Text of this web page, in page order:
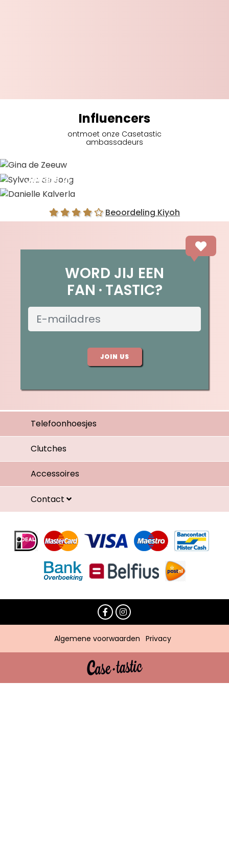
Influencers
ontmoet onze Casetastic
ambassadeurs
Sylvana de Jong
Beoordeling Kiyoh
WORD JIJ EEN
FAN TASTIC?
JOIN US
Telefoonhoesjes
Clutches
Accessoires
Contact
Algemene voorwaarden Privacy